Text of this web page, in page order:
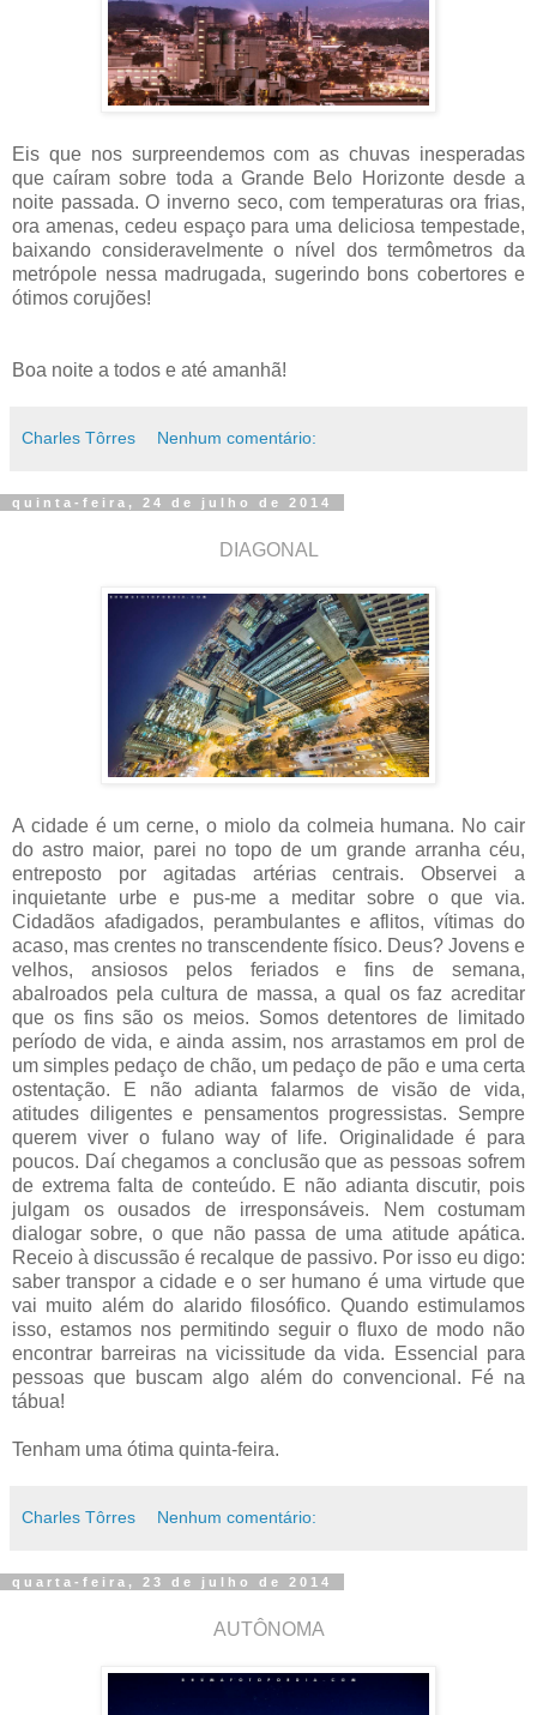
Eis que nos surpreendemos com as chuvas inesperadas
que caíram sobre toda a Grande Belo Horizonte desde a
noite passada. O inverno seco, com temperaturas ora frias,
ora amenas, cedeu espaço para uma deliciosa tempestade,
baixando consideravelmente o nível dos termômetros da
metrópole nessa madrugada, sugerindo bons cobertores e
ótimos corujões!
Boa noite a todos e até amanhã!
Charles Tôrres Nenhum comentário:
quinta-feira, 24 de julho de 2014
DIAGONAL
A cidade é um cerne, o miolo da colmeia humana. No cair
do astro maior, parei no topo de um grande arranha céu,
entreposto por agitadas artérias centrais. Observei a
inquietante urbe e pus-me a meditar sobre o que via.
Cidadãos afadigados, perambulantes e aflitos, vítimas do
acaso, mas crentes no transcendente físico. Deus? Jovens e
velhos, ansiosos pelos feriados e fins de semana,
abalroados pela cultura de massa, a qual os faz acreditar
que os fins são os meios. Somos detentores de limitado
período de vida, e ainda assim, nos arrastamos em prol de
um simples pedaço de chão, um pedaço de pão e uma certa
ostentação. E não adianta falarmos de visão de vida,
atitudes diligentes e pensamentos progressistas. Sempre
querem viver o fulano way of life. Originalidade é para
poucos. Daí chegamos a conclusão que as pessoas sofrem
de extrema falta de conteúdo. E não adianta discutir, pois
julgam os ousados de irresponsáveis. Nem costumam
dialogar sobre, o que não passa de uma atitude apática.
Receio à discussão é recalque de passivo. Por isso eu digo:
saber transpor a cidade e o ser humano é uma virtude que
vai muito além do alarido filosófico. Quando estimulamos
isso, estamos nos permitindo seguir o fluxo de modo não
encontrar barreiras na vicissitude da vida. Essencial para
pessoas que buscam algo além do convencional. Fé na
tábua!
Tenham uma ótima quinta-feira.
Charles Tôrres Nenhum comentário:
quarta-feira, 23 de julho de 2014
AUTÔNOMA